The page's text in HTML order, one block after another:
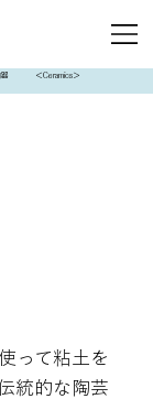
器 ＜Ceramics＞
って粘土を
統的な陶芸